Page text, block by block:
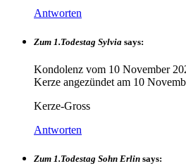
Antworten
Zum 1.Todestag Sylvia says:
Kondolenz vom 10 November
Kerze angezündet am 10
Kerze-Gross
Antworten
Zum 1.Todestag Sohn Erlin says: